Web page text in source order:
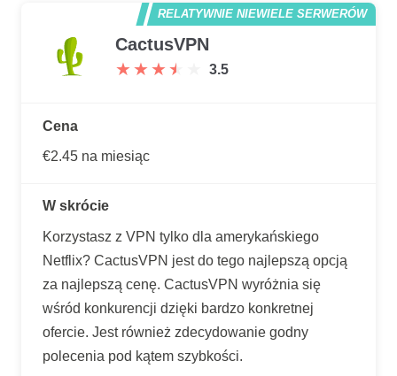
RELATYWNIE NIEWIELE SERWERÓW
CactusVPN
★ ★ ★ ★
★ ★ ★ ★ 3.5
Cena
€2.45 na miesiąc
W skrócie
Korzystasz z VPN tylko dla amerykańskiego
Netflix? CactusVPN jest do tego najlepszą opcją
za najlepszą cenę. CactusVPN wyróżnia się
wśród konkurencji dzięki bardzo konkretnej
ofercie. Jest również zdecydowanie godny
polecenia pod kątem szybkości.